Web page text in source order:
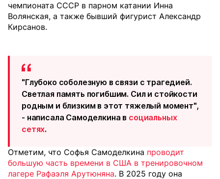
чемпионата СССР в парном катании Инна
Волянская, а также бывший фигурист Александр
Кирсанов.
"Глубоко соболезную в связи с трагедией.
Светлая память погибшим. Сил и стойкости
родным и близким в этот тяжелый момент",
- написала Самоделкина в социальных
сетях.
Отметим, что Софья Самоделкина проводит
большую часть времени в США в тренировочном
лагере Рафаэля Арутюняна. В 2025 году она